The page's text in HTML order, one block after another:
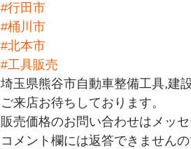
#行田市
#桶川市
#北本市
#工具販売
埼玉県熊谷市自動車整備工具,建
ご来店お待ちしております。
販売価格のお問い合わせはメッ
コメント欄には返答できませんの